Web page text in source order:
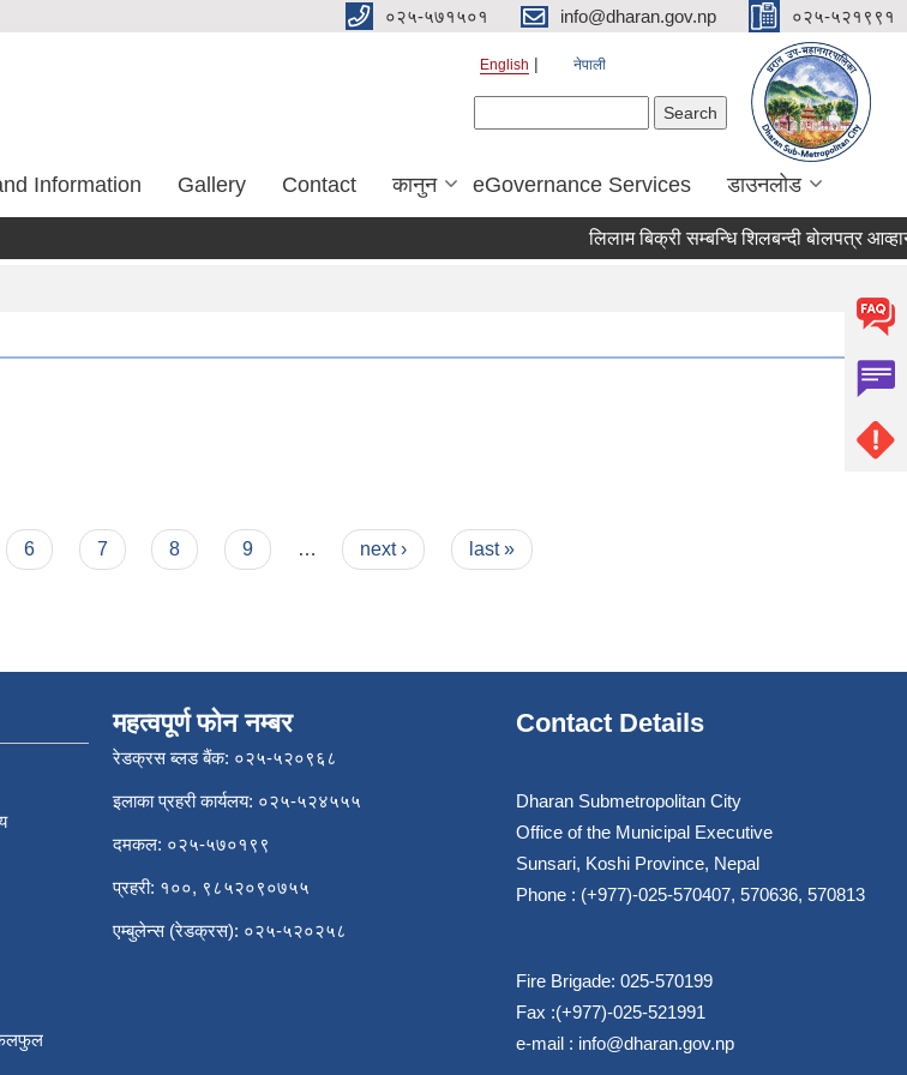
०२५-५७१५०१ info@dharan.gov.np ०२५-५२१९९१
English नेपाली
Information Gallery Contact कानुन eGovernance Services डाउनलोड
लिलाम बिक्री
6 7 8 9 … next › last »
फलफुल
महत्वपूर्ण फोन नम्बर
रेडक्रस ब्लड बैंक: ०२५-५२०९६८
इलाका प्रहरी कार्यलय: ०२५-५२४५५५
दमकल: ०२५-५७०१९९
प्रहरी: १००, ९८५२०९०७५५
एम्बुलेन्स (रेडक्रस): ०२५-५२०२५८
Contact Details
Dharan Submetropolitan City
Office of the Municipal Executive
Sunsari, Koshi Province, Nepal
Phone : (+977)-025-570407, 570636, 570813
Fire Brigade: 025-570199
Fax :(+977)-025-521991
e-mail : info@dharan.gov.np